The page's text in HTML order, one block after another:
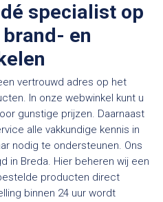
specialist op
en
vertrouwd adres op het
In onze webwinkel kunt u
gunstige prijzen. Daarnaast
alle vakkundige kennis in
nodig te ondersteunen. Ons
in Breda. Hier beheren wij een
producten direct
binnen 24 uur wordt